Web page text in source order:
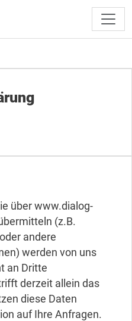
über www.dialog-
(z.B.
andere
werden von uns
an Dritte
derzeit allein das
diese Daten
auf Ihre Anfragen.